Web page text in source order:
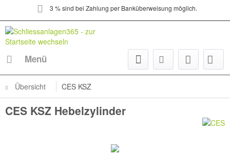
3 % sind bei Zahlung per Banküberweisung möglich.
Menü
Übersicht CES KSZ
CES KSZ Hebelzylinder